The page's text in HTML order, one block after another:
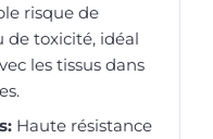
risque de
de toxicité, idéal
les tissus dans
Haute résistance